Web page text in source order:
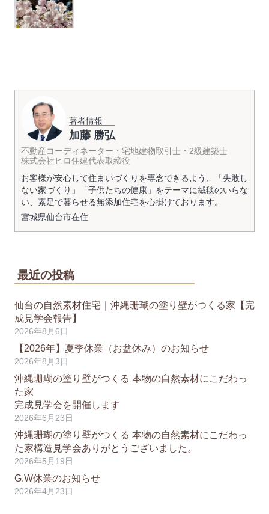
著者情報
加藤 勝弘
不動産コーディネーター・宅地建物取引士・2級建築士
株式会社ヒロ住建代表取締役
お客様が安心して住まいづくりを専念できるよう、「失敗し
ない家づくり」「子供たちの健康」をテーマに絨毯のいらな
い、素足で暮らせる無添加住宅を心掛けております。
宮城県仙台市在住
最近の投稿
仙台の自然素材住宅｜沖縄珊瑚の塗り壁がつくる家【完
成見学会報告】
2026年8月6日
【2026年】夏季休業（お盆休み）のお知らせ
2026年8月3日
沖縄珊瑚の塗り壁がつくる 本物の自然素材にこだわっ
た家
完成見学会を開催します
2026年6月23日
沖縄珊瑚の塗り壁がつくる 本物の自然素材にこだわっ
た家構造見学会ありがとうございました。
2026年5月19日
G.W休業のお知らせ
2026年4月23日